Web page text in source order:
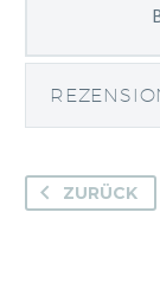
ZURÜCK